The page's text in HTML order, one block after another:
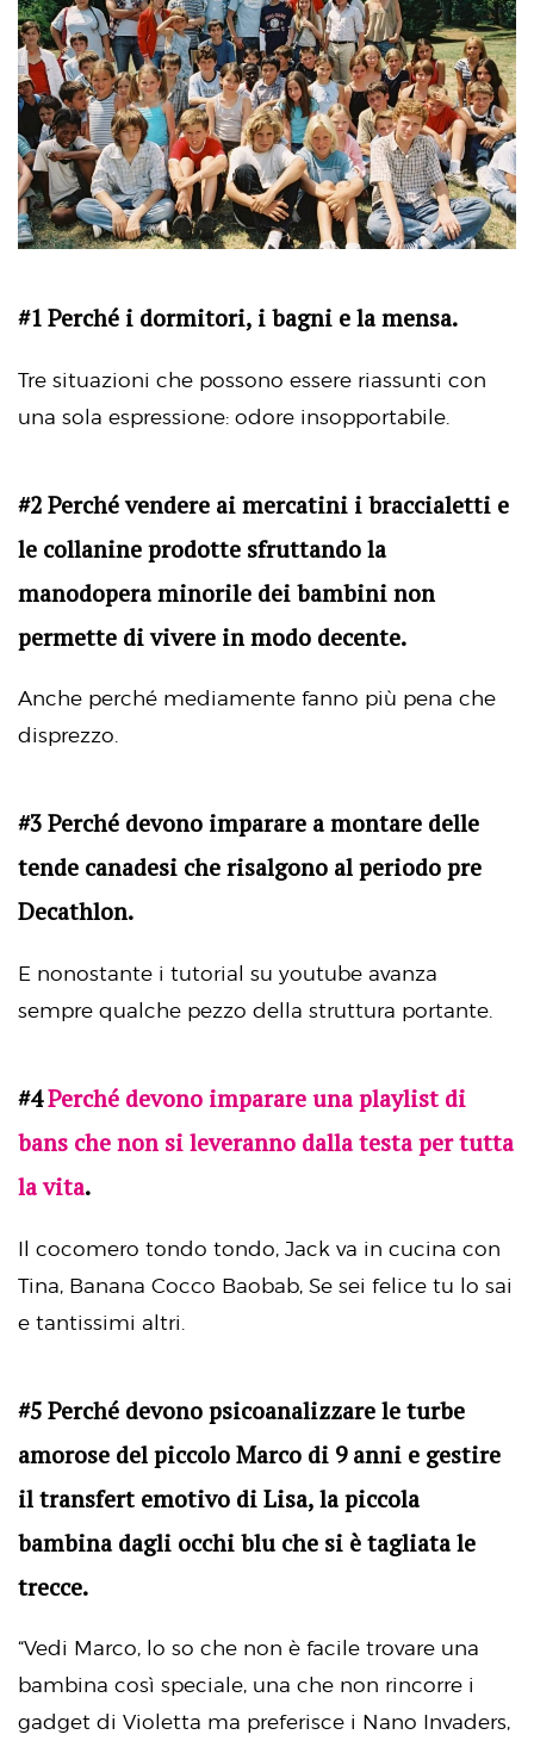
#1 Perché i dormitori, i bagni e la mensa.
Tre situazioni che possono essere riassunti con
una sola espressione: odore insopportabile.
#2 Perché vendere ai mercatini i braccialetti e
le collanine prodotte sfruttando la
manodopera minorile dei bambini non
permette di vivere in modo decente.
Anche perché mediamente fanno più pena che
disprezzo.
#3 Perché devono imparare a montare delle
tende canadesi che risalgono al periodo pre
Decathlon.
E nonostante i tutorial su youtube avanza
sempre qualche pezzo della struttura portante.
#4Perché devono imparare una playlist di
bans che non si leveranno dalla testa per tutta
la vita.
Il cocomero tondo tondo, Jack va in cucina con
Tina, Banana Cocco Baobab, Se sei felice tu lo sai
e tantissimi altri.
#5 Perché devono psicoanalizzare le turbe
amorose del piccolo Marco di 9 anni e gestire
il transfert emotivo di Lisa, la piccola
bambina dagli occhi blu che si è tagliata le
trecce.
“Vedi Marco, lo so che non è facile trovare una
bambina così speciale, una che non rincorre i
gadget di Violetta ma preferisce i Nano Invaders,